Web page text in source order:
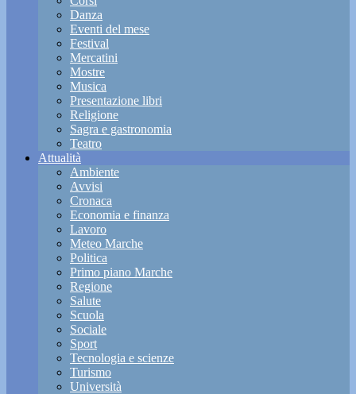
Danza
Eventi del mese
Festival
Mercatini
Mostre
Musica
Presentazione libri
Religione
Sagra e gastronomia
Teatro
Attualità
Ambiente
Avvisi
Cronaca
Economia e finanza
Lavoro
Meteo Marche
Politica
Primo piano Marche
Regione
Salute
Scuola
Sociale
Sport
Tecnologia e scienze
Turismo
Università